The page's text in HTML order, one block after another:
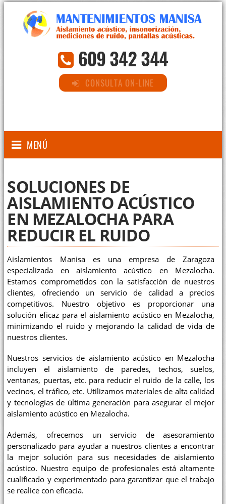
609 342 344
CONSULTA ON-LINE
MENÚ
SOLUCIONES DE
AISLAMIENTO ACÚSTICO
EN MEZALOCHA PARA
REDUCIR EL RUIDO
Aislamientos Manisa es una empresa de Zaragoza
especializada en aislamiento acústico en Mezalocha.
Estamos comprometidos con la satisfacción de nuestros
clientes, ofreciendo un servicio de calidad a precios
competitivos. Nuestro objetivo es proporcionar una
solución eficaz para el aislamiento acústico en Mezalocha,
minimizando el ruido y mejorando la calidad de vida de
nuestros clientes.
Nuestros servicios de aislamiento acústico en Mezalocha
incluyen el aislamiento de paredes, techos, suelos,
ventanas, puertas, etc. para reducir el ruido de la calle, los
vecinos, el tráfico, etc. Utilizamos materiales de alta calidad
y tecnologías de última generación para asegurar el mejor
aislamiento acústico en Mezalocha.
Además, ofrecemos un servicio de asesoramiento
personalizado para ayudar a nuestros clientes a encontrar
la mejor solución para sus necesidades de aislamiento
acústico. Nuestro equipo de profesionales está altamente
cualificado y experimentado para garantizar que el trabajo
se realice con eficacia.